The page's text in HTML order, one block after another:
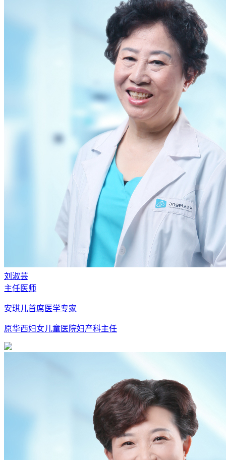
刘淑芸
主任医师
安琪儿首席医学专家
原华西妇女儿童医院妇产科主任